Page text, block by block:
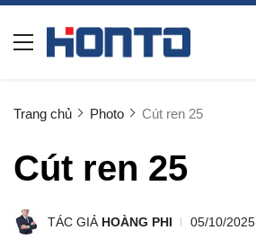
Trang chủ Photo Cút ren 25
Cút ren 25
TÁC GIẢ HOÀNG PHI 05/10/2025